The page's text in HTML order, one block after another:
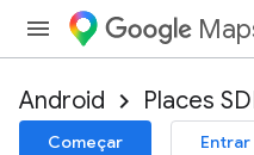
Android Places
Começar